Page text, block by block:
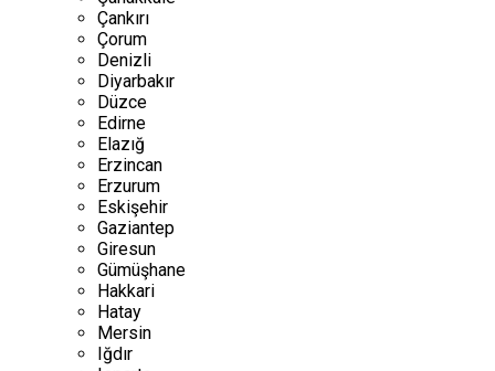
Çankırı
Çorum
Denizli
Diyarbakır
Düzce
Edirne
Elazığ
Erzincan
Erzurum
Eskişehir
Gaziantep
Giresun
Gümüşhane
Hakkari
Hatay
Mersin
Iğdır